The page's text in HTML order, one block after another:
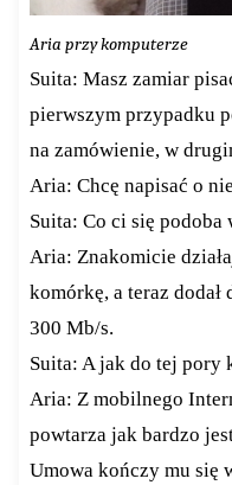
Aria przy komputerze
Suita: Masz zamiar
pierwszym przypadku
na zamówienie, w
Aria: Chcę napisać o
Suita: Co ci się podoba
Aria: Znakomicie
komórkę, a teraz
300 Mb/s.
Suita: A jak do tej pory
Aria: Z mobilnego
powtarza jak bardzo
Umowa kończy mu się